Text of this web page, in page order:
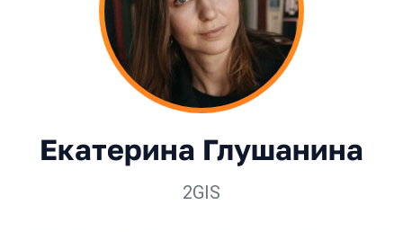
Екатерина Глушанина
2GIS